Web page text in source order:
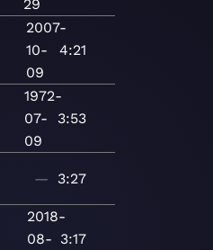
29
2007-
10-
09
4:21
1972-
07-
09
3:53
— 3:27
2018-
08- 3:17